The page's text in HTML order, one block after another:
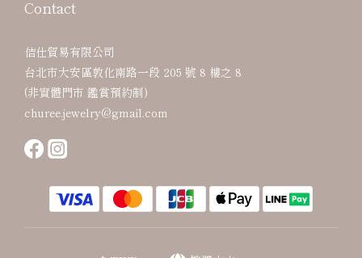
Contact
佶仕貿易有限公司
台北市大安區敦化南路一段 205 號 8 樓之 8
(非實體門市 鑑賞預約制)
churee.jewelry@gmail.com